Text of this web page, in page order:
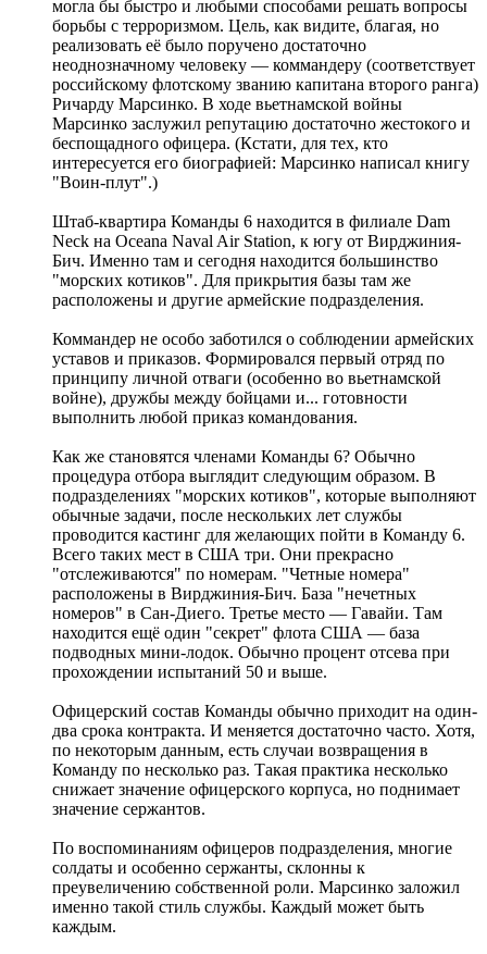
могла бы быстро и любыми способами решать вопросы
борьбы с терроризмом. Цель, как видите, благая, но
реализовать её было поручено достаточно
неоднозначному человеку — коммандеру (соответствует
российскому флотскому званию капитана второго ранга)
Ричарду Марсинко. В ходе вьетнамской войны
Марсинко заслужил репутацию достаточно жестокого и
беспощадного офицера. (Кстати, для тех, кто
интересуется его биографией: Марсинко написал книгу
"Воин-плут".)
Штаб-квартира Команды 6 находится в филиале Dam
Neck на Oceana Naval Air Station, к югу от Вирджиния-
Бич. Именно там и сегодня находится большинство
"морских котиков". Для прикрытия базы там же
расположены и другие армейские подразделения.
Коммандер не особо заботился о соблюдении армейских
уставов и приказов. Формировался первый отряд по
принципу личной отваги (особенно во вьетнамской
войне), дружбы между бойцами и... готовности
выполнить любой приказ командования.
Как же становятся членами Команды 6? Обычно
процедура отбора выглядит следующим образом. В
подразделениях "морских котиков", которые выполняют
обычные задачи, после нескольких лет службы
проводится кастинг для желающих пойти в Команду 6.
Всего таких мест в США три. Они прекрасно
"отслеживаются" по номерам. "Четные номера"
расположены в Вирджиния-Бич. База "нечетных
номеров" в Сан-Диего. Третье место — Гавайи. Там
находится ещё один "секрет" флота США — база
подводных мини-лодок. Обычно процент отсева при
прохождении испытаний 50 и выше.
Офицерский состав Команды обычно приходит на один-
два срока контракта. И меняется достаточно часто. Хотя,
по некоторым данным, есть случаи возвращения в
Команду по несколько раз. Такая практика несколько
снижает значение офицерского корпуса, но поднимает
значение сержантов.
По воспоминаниям офицеров подразделения, многие
солдаты и особенно сержанты, склонны к
преувеличению собственной роли. Марсинко заложил
именно такой стиль службы. Каждый может быть
каждым.